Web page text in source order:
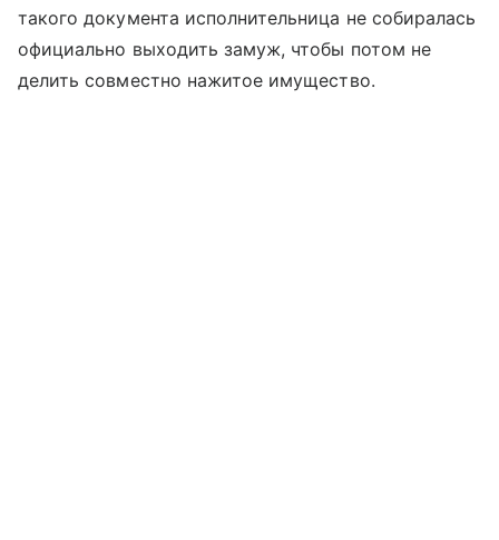
такого документа исполнительница не собиралась
официально выходить замуж, чтобы потом не
делить совместно нажитое имущество.